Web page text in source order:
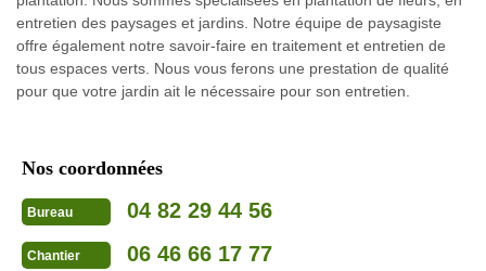
entretien des paysages et jardins. Notre équipe de paysagiste
offre également notre savoir-faire en traitement et entretien de
tous espaces verts. Nous vous ferons une prestation de qualité
pour que votre jardin ait le nécessaire pour son entretien.
Nos coordonnées
Bureau 04 82 29 44 56
Chantier 06 46 66 17 77